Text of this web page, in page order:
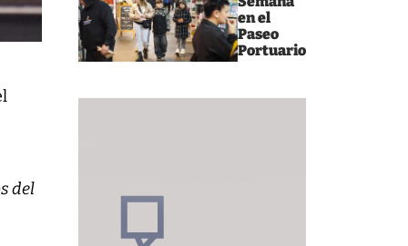
en el
Paseo
Portuario
del